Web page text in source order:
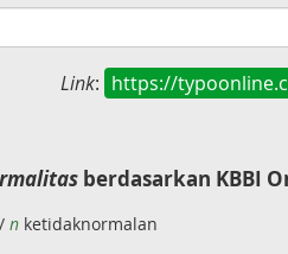
Link: https://
berdasarkan KBBI
nketidaknormalan